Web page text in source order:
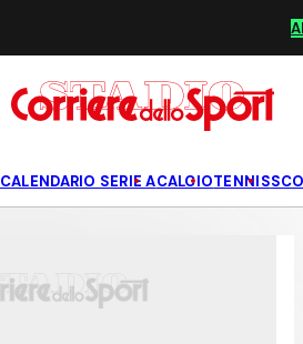
CALENDARIO SERIE ACALCIOTENNIS